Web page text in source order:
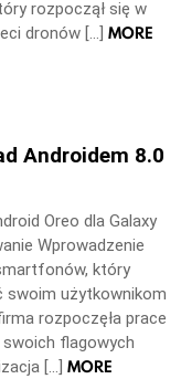
rozpoczął się w
dronów […] MORE
Androidem 8.0
Oreo dla Galaxy
Wprowadzenie
który
swoim użytkownikom
rozpoczęła prace
swoich flagowych
[…] MORE